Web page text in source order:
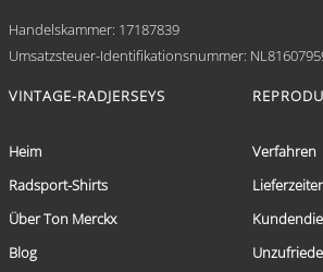
Handelskammer: 17187839
Umsatzsteuer-Identifikationsnummer:
VINTAGE-RADJERSEYS
Heim
Radsport-Shirts
Über Ton Merckx
Blog
Verfahren